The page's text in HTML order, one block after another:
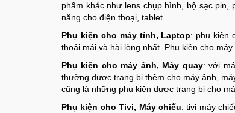
phẩm khác như lens chụp hình, bộ sạc
năng cho điện thoại, tablet.
Phụ kiện cho máy tính, Laptop: phụ kiện
thoải mái và hài lòng nhất. Phụ kiện cho
Phụ kiện cho máy ảnh, Máy quay: với
thường được trang bị thêm cho máy ảnh,
cũng là những phụ kiện được trang bị cho
Phụ kiện cho Tivi, Máy chiếu: tivi máy